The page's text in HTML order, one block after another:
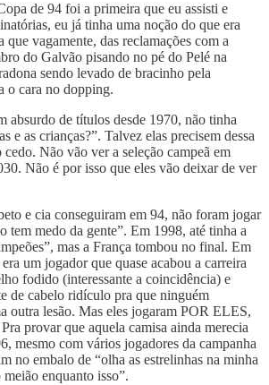
de 94 foi a primeira que eu assisti e
eu já tinha uma noção do que era
vagamente, das reclamações com a
do Galvão pisando no pé do Pelé na
sendo levado de bracinho pela
o cara no dopping.
absurdo de títulos desde 1970, não tinha
e as crianças?”. Talvez elas precisem dessa
Não vão ver a seleção campeã em
Não é por isso que eles vão deixar de ver
e cia conseguiram em 94, não foram jogar
tem medo da gente”. Em 1998, até tinha a
mas a França tombou no final. Em
um jogador que quase acabou a carreira
fodido (interessante a coincidência) e
de cabelo ridículo pra que ninguém
outra lesão. Mas eles jogaram POR ELES,
provar que aquela camisa ainda merecia
mesmo com vários jogadores da campanha
no embalo de “olha as estrelinhas na minha
enquanto isso”.